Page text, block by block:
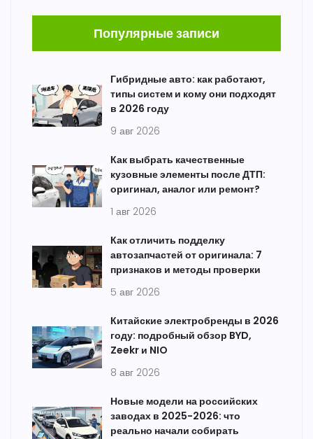
Популярные записи
Гибридные авто: как работают,
типы систем и кому они подходят
в 2026 году
9 авг 2026
Как выбрать качественные
кузовные элементы после ДТП:
оригинал, аналог или ремонт?
1 авг 2026
Как отличить подделку
автозапчастей от оригинала: 7
признаков и методы проверки
5 авг 2026
Китайские электробренды в 2026
году: подробный обзор BYD,
Zeekr и NIO
8 авг 2026
Новые модели на российских
заводах в 2025-2026: что
реально начали собирать